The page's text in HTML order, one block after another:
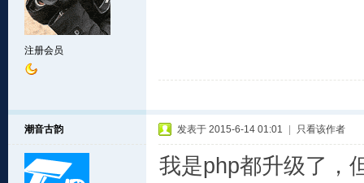
注册会员
潮音古韵 发表于 2015-6-14 01:01 只看该作者
我是php都升级了，